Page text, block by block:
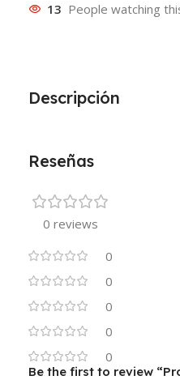
13 People watching
Descripción
Reseñas
0 reviews
0
0
0
0
0
Be the first to review